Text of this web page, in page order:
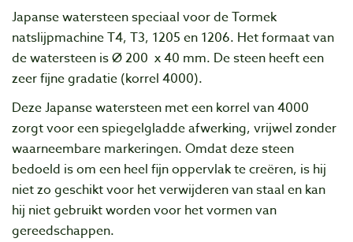
Japanse watersteen speciaal voor de Tormek
natslijpmachine T4, T3, 1205 en 1206. Het formaat van
de watersteen is Ø 200 x 40 mm. De steen heeft een
zeer fijne gradatie (korrel 4000).
Deze Japanse watersteen met een korrel van 4000
zorgt voor een spiegelgladde afwerking, vrijwel zonder
waarneembare markeringen. Omdat deze steen
bedoeld is om een heel fijn oppervlak te creëren, is hij
niet zo geschikt voor het verwijderen van staal en kan
hij niet gebruikt worden voor het vormen van
gereedschappen.